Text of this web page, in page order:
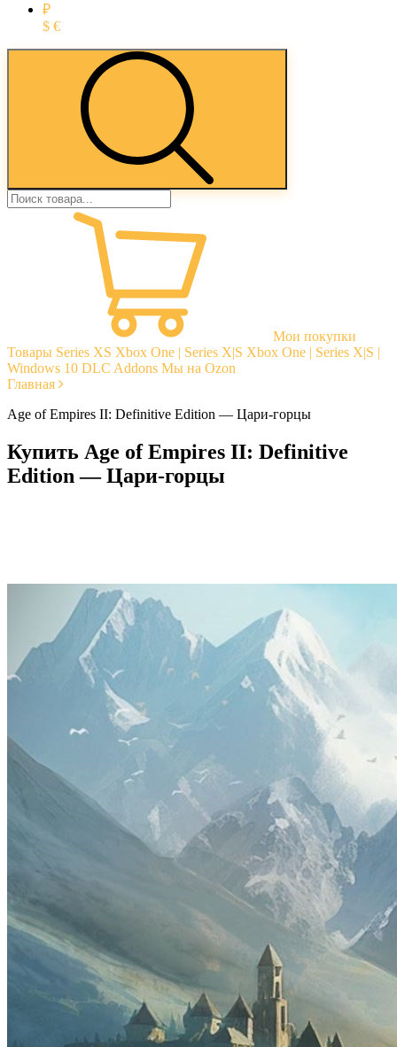
₽
$ €
Мои покупки
Товары Series XS Xbox One | Series X|S Xbox One | Series X|S |
Windows 10 DLC Addons Мы на Ozon
Главная
Age of Empires II: Definitive Edition — Цари-горцы
Купить Age of Empires II: Definitive
Edition — Цари-горцы